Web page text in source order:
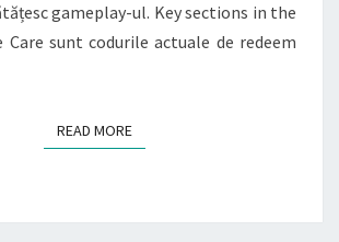
gameplay-ul. Key sections in the
sunt codurile actuale de redeem
READ MOREREAD MORE